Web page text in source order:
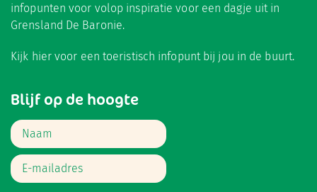
infopunten voor volop inspiratie voor een dagje uit in
Grensland De Baronie.
Kijk hiervoor een toeristisch infopunt bij jou in de buurt.
Blijf op de hoogte